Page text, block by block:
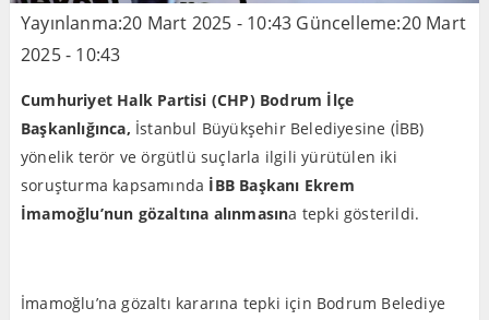
Yayınlanma:20 Mart 2025 - 10:43 Güncelleme:20 Mart
2025 - 10:43
Cumhuriyet Halk Partisi (CHP) Bodrum İlçe
Başkanlığınca, İstanbul Büyükşehir Belediyesine (İBB)
yönelik terör ve örgütlü suçlarla ilgili yürütülen iki
soruşturma kapsamında İBB Başkanı Ekrem
İmamoğlu’nun gözaltına alınmasına tepki gösterildi.
İmamoğlu’na gözaltı kararına tepki için Bodrum Belediye